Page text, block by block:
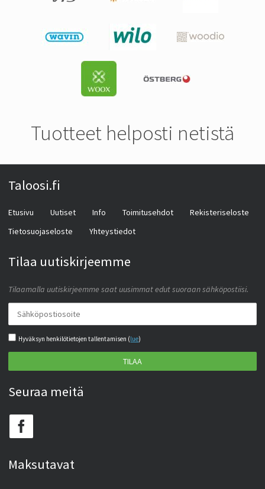
Tuotteet helposti netistä
Taloosi.fi
Etusivu Uutiset Info Toimitusehdot
Rekisteriseloste
Tietosuojaseloste
Yhteystiedot
Tilaa uutiskirjeemme
Tilaamalla uutiskirjeemme saat uusimmat edut suoraan sähköpostiisi.
Hyväksyn henkilötietojen tallentamisen (lue)
TILAA
Seuraa meitä
Maksutavat